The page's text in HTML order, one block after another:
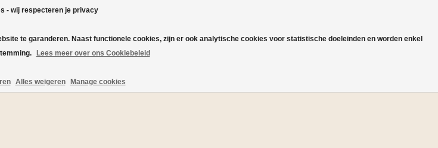
- wij respecteren je privacy
te garanderen. Naast functionele cookies, zijn er ook analytische cookies voor statistische doeleinden en worden enkel
Lees meer over ons Cookiebeleid
Alles weigeren Manage cookies